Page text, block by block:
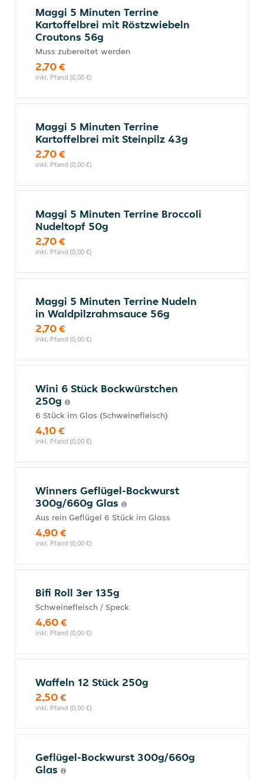
Maggi 5 Minuten Terrine
Kartoffelbrei mit Röstzwiebeln
Croutons 56g
Muss zubereitet werden
2,70 €
inkl. Pfand (0,00 €)
Maggi 5 Minuten Terrine
Kartoffelbrei mit Steinpilz 43g
2,70 €
inkl. Pfand (0,00 €)
Maggi 5 Minuten Terrine Broccoli
Nudeltopf 50g
2,70 €
inkl. Pfand (0,00 €)
Maggi 5 Minuten Terrine Nudeln
in Waldpilzrahmsauce 56g
2,70 €
inkl. Pfand (0,00 €)
Wini 6 Stück Bockwürstchen
250g
6 Stück im Glas (Schweinefleisch)
4,10 €
inkl. Pfand (0,00 €)
Winners Geflügel-Bockwurst
300g/660g Glas
Aus rein Geflügel 6 Stück im Glass
4,90 €
inkl. Pfand (0,00 €)
Bifi Roll 3er 135g
Schweinefleisch / Speck
4,60 €
inkl. Pfand (0,00 €)
Waffeln 12 Stück 250g
2,50 €
inkl. Pfand (0,00 €)
Geflügel-Bockwurst 300g/660g
Glas